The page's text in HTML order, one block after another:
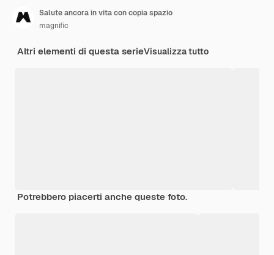
Salute ancora in vita con copia spazio
magnific
Altri elementi di questa serieVisualizza tutto
Potrebbero piacerti anche queste foto.